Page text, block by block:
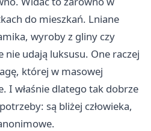
do mieszkań. Lniane
wyroby z gliny czy
udają luksusu. One raczej
której w masowej
I właśnie dlatego tak dobrze
są bliżej człowieka,